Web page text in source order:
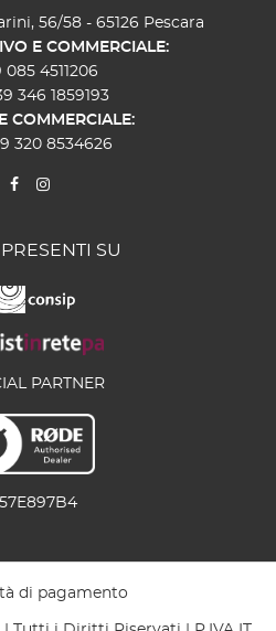
56/58 - 65126 Pescara
E COMMERCIALE:
085 4511206
346 1859193
COMMERCIALE:
320 8534626
SU
PARTNER
57E897B4